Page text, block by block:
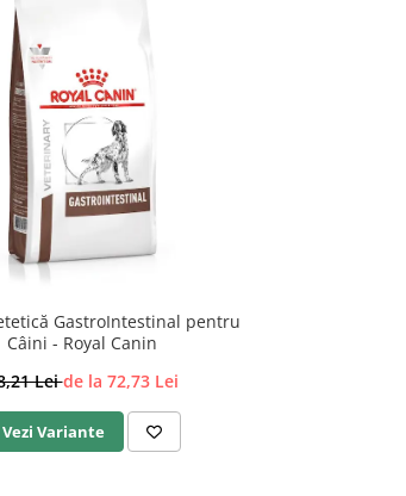
GastroIntestinal pentru
Câini - Royal Canin
Leide la 72,73 Lei
Vezi Variante